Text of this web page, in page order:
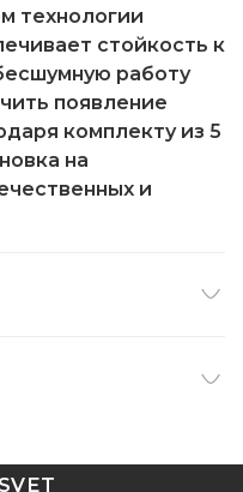
технологии
стойкость к
работу
появление
комплекту из 5
на
и